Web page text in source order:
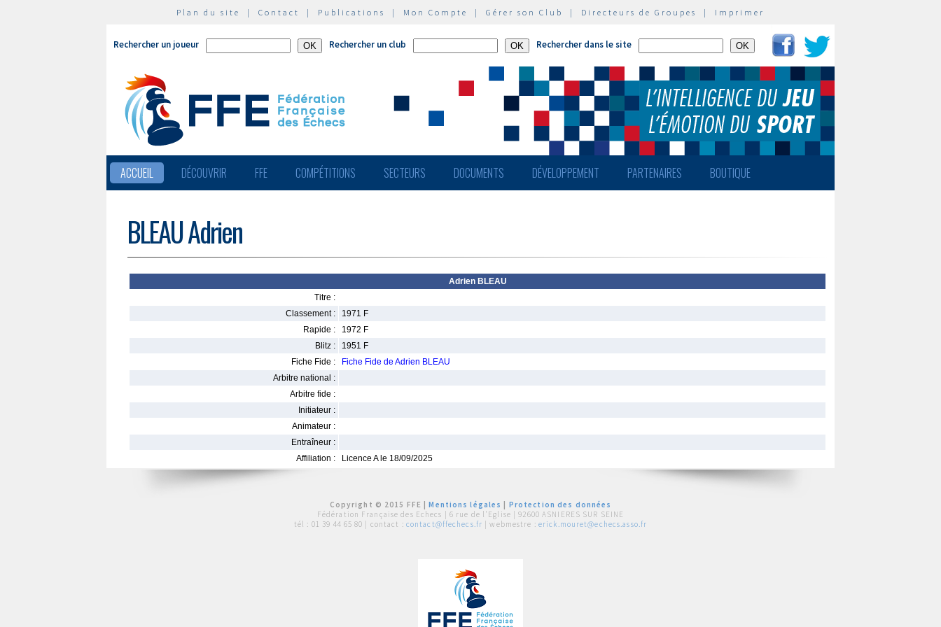
Plan du site | Contact | Publications | Mon Compte | Gérer son Club | Directeurs de Groupes | Imprimer
Rechercher un joueur Rechercher un club Rechercher dans le site
ACCUEIL DÉCOUVRIR FFE COMPÉTITIONS SECTEURS DOCUMENTS DÉVELOPPEMENT PARTENAIRES BOUTIQUE
BLEAU Adrien
Adrien BLEAU
Titre :
Classement :
1971 F
Rapide :
1972 F
Blitz :
1951 F
Fiche Fide :
Fiche Fide de Adrien BLEAU
Arbitre national :
Arbitre fide :
Initiateur :
Animateur :
Entraîneur :
Affiliation :
Licence A le 18/09/2025
Copyright © 2015 FFE |Mentions légales
Protection des données
Fédération Française des Echecs | 6 rue de l'Eglise | 92600 ASNIERES SUR SEINE
tél : 01 39 44 65 80 | contact : contact@ffechecs.fr | webmestre : erick.mouret@echecs.asso.fr